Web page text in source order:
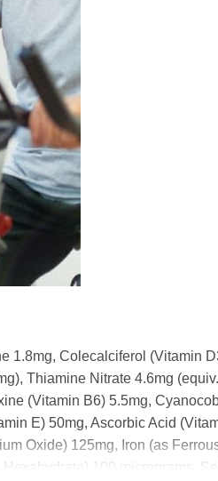
1.8mg, Colecalciferol (Vitamin
Thiamine Nitrate 4.6mg
(Vitamin B6) 5.5mg,
E) 50mg, Ascorbic Acid
Oxide) 125mg, Iron (as
100 micrograms,